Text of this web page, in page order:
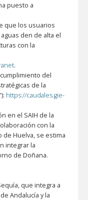
puesto a
que los usuarios
den de alta el
con la
.
del
de la
https://caudales.gie-
en el SAIH de la
con la
de Huelva, se estima
integrar la
de Doñana.
que integra a
Andalucía y la